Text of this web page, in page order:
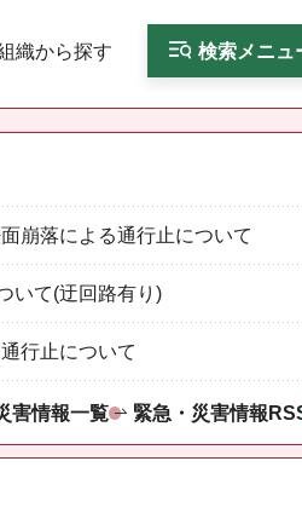
織から探す 検索メニュ
崩落による通行止について
いて(迂回路有り)
行止について
害情報一覧 緊急・災害情報